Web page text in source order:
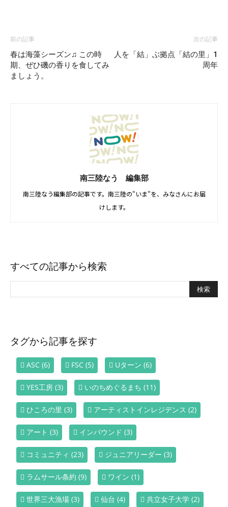
前の記事
春は海藻シーズン♫ この時
期、ぜひ磯の香りを食してみ
ましょう。
次の記事
人を「結」ぶ拠点「結の里」1
周年
南三陸なう 編集部
南三陸なう編集部の記事です。南三陸の"いま"を、みなさんにお届
けします。
すべての記事から検索
タグから記事を探す
ASC (6) FSC (5) Uターン (6)
YES工房 (3) いのちめぐるまち (11)
ひころの里 (3) アーティストインレジデンス (2)
アート (3) インバウンド (3)
コミュニティ (23) ジュニアリーダー (3)
ラムサール条約 (9) ワイン (1)
世界三大漁場 (3) 仙台 (4) 共立女子大学 (2)